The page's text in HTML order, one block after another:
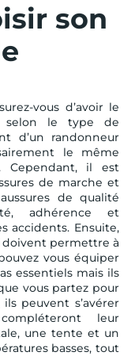
son
vous d’avoir le
selon le type de
d’un randonneur
le même
Cependant, il est
de marche et
de qualité
adhérence et
accidents. Ensuite,
doivent permettre à
vous équiper
essentiels mais ils
vous partez pour
peuvent s’avérer
leur
une tente et un
basses, tout